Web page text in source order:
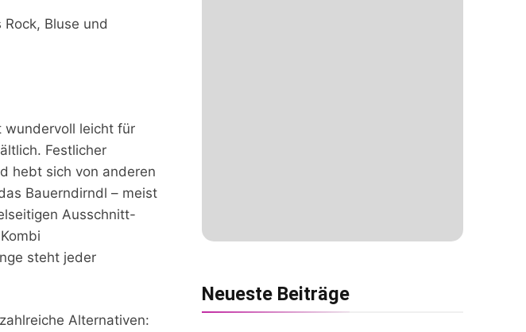
Bluse und
wundervoll leicht für
Festlicher
hebt sich von anderen
Bauerndirndl – meist
Ausschnitt-
steht jeder
Alternativen:
Neueste Beiträge